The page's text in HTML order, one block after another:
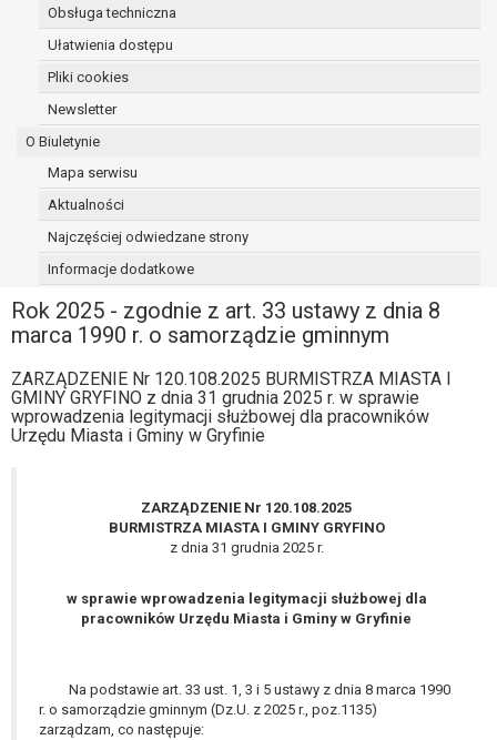
Obsługa techniczna
Ułatwienia dostępu
Pliki cookies
Newsletter
O Biuletynie
Mapa serwisu
Aktualności
Najczęściej odwiedzane strony
Informacje dodatkowe
Rok 2025 - zgodnie z art. 33 ustawy z dnia 8
marca 1990 r. o samorządzie gminnym
ZARZĄDZENIE Nr 120.108.2025 BURMISTRZA MIASTA I
GMINY GRYFINO z dnia 31 grudnia 2025 r. w sprawie
wprowadzenia legitymacji służbowej dla pracowników
Urzędu Miasta i Gminy w Gryfinie
ZARZĄDZENIE Nr 120.108.2025
BURMISTRZA MIASTA I GMINY GRYFINO
z dnia 31 grudnia 2025 r.
w sprawie wprowadzenia legitymacji służbowej dla
pracowników Urzędu Miasta i Gminy w Gryfinie
Na podstawie art. 33 ust. 1, 3 i 5 ustawy z dnia 8 marca 1990
r. o samorządzie gminnym (Dz.U. z 2025 r., poz.1135)
zarządzam, co następuje:
osoba, której dane dotyczą, wniosła
sprzeciw wobec przetwarzania
danych - do czasu ustalenia czy
prawnie uzasadnione podstawy po
podstawie art. 20 RODO, w przypadku gdy
przetwarzanie danych odbywa się na
której dane dotyczą lub na podstawie
zgody wyrażonej przez tą osobę,
przetwarzanie odbywa się w sposób
prawo sprzeciwu wobec przetwarzania
danych na podstawie art. 21 RODO, wobec
przetwarzania danych osobowych, którego
wykonania zadania realizowanego w
interesie publicznym lub w ramach
sprawowania władzy publicznej
niezbędność przetwarzania do celów
wynikających z prawnie
lub przez stronę trzecią.
Z przyczyn związanych z Pani/Pana